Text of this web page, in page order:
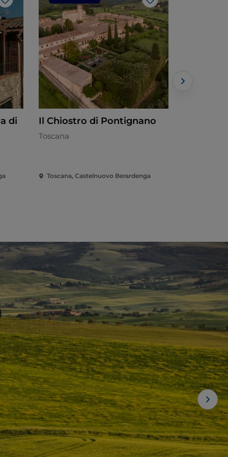
Me gusta
di
Me gusta
Il Chiostro di Pontignano
Toscana
Toscana, Castelnuovo Berardenga